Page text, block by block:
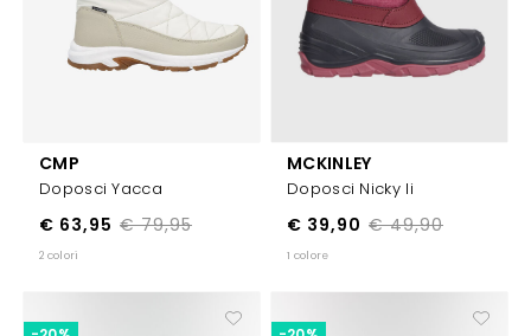
CMP
Doposci Yacca
€ 79,95
€ 63,95
2 colori
MCKINLEY
Doposci Nicky Ii
€ 49,90
€ 39,90
1 colore